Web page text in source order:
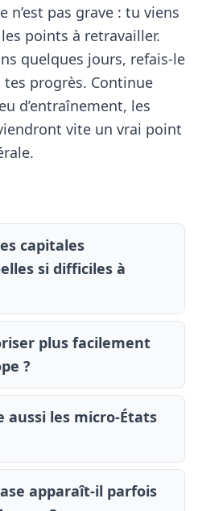
n’est pas grave : tu viens
points à retravailler.
quelques jours, refais-le
progrès. Continue
d’entraînement, les
vite un vrai point
capitales
si difficiles à
plus facilement
?
aussi les micro-États
apparaît-il parfois